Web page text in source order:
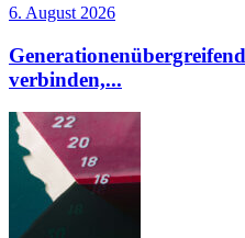
6. August 2026
verbinden,...